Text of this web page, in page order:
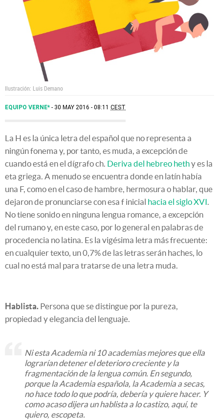
Ilustración: Luis Demano
EQUIPO VERNE* 30 MAY 2016 - 08:11 CEST
La H es la única letra del español que no representa a
ningún fonema y, por tanto, es muda, a excepción de
cuando está en el dígrafo ch. Deriva del hebreo hethy es la
eta griega. A menudo se encuentra donde en latín había
una F, como en el caso de hambre, hermosura o hablar, que
dejaron de pronunciarse con esa f inicial hacia el siglo XVI.
No tiene sonido en ninguna lengua romance, a excepción
del rumano y, en este caso, por lo general en palabras de
procedencia no latina. Es la vigésima letra más frecuente:
en cualquier texto, un 0,7% de las letras serán haches, lo
cual no está mal para tratarse de una letra muda.
Hablista. Persona que se distingue por la pureza,
propiedad y elegancia del lenguaje.
Ni esta Academia ni 10 academias mejores que ella
lograrían detener el deterioro creciente y la
fragmentación de la lengua común. En segundo,
porque la Academia española, la Academia a secas,
no hace todo lo que podría, debería y quiere hacer. Y
como acaso dijera un hablista a lo castizo, aquí, te
quiero, escopeta.